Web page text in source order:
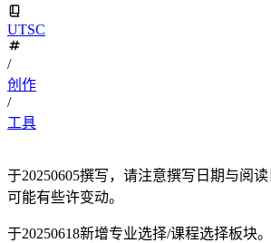
UTSC
/
创作
/
工具
于20250605撰写，请注意撰写日期与阅
可能有些许变动。
于20250618新增专业选择/课程选择板块。